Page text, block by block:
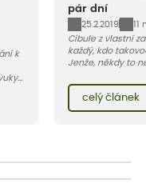
k
pár dní
25.2.2019
11
Cibule z vlastní
každý, kdo
Jenže, někdy to
napadají larvy
květilky cibulové
celý článek